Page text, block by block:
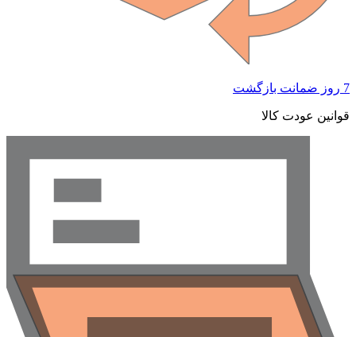
عودت کالا